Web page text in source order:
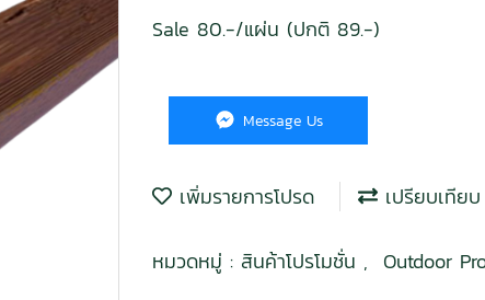
Sale 80.-/แผ่น (ปกติ 89.-)
Message Us
เพิ่มรายการโปรด เปรียบเทียบ
หมวดหมู่ : สินค้าโปรโมชั่น , Outdoor